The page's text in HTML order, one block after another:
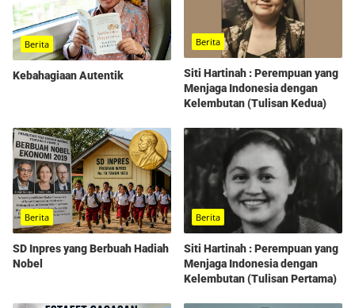
Berita
Kebahagiaan Autentik
Berita
Siti Hartinah : Perempuan yang
Menjaga Indonesia dengan
Kelembutan (Tulisan Kedua)
Berita
SD Inpres yang Berbuah Hadiah
Nobel
Berita
Siti Hartinah : Perempuan yang
Menjaga Indonesia dengan
Kelembutan (Tulisan Pertama)